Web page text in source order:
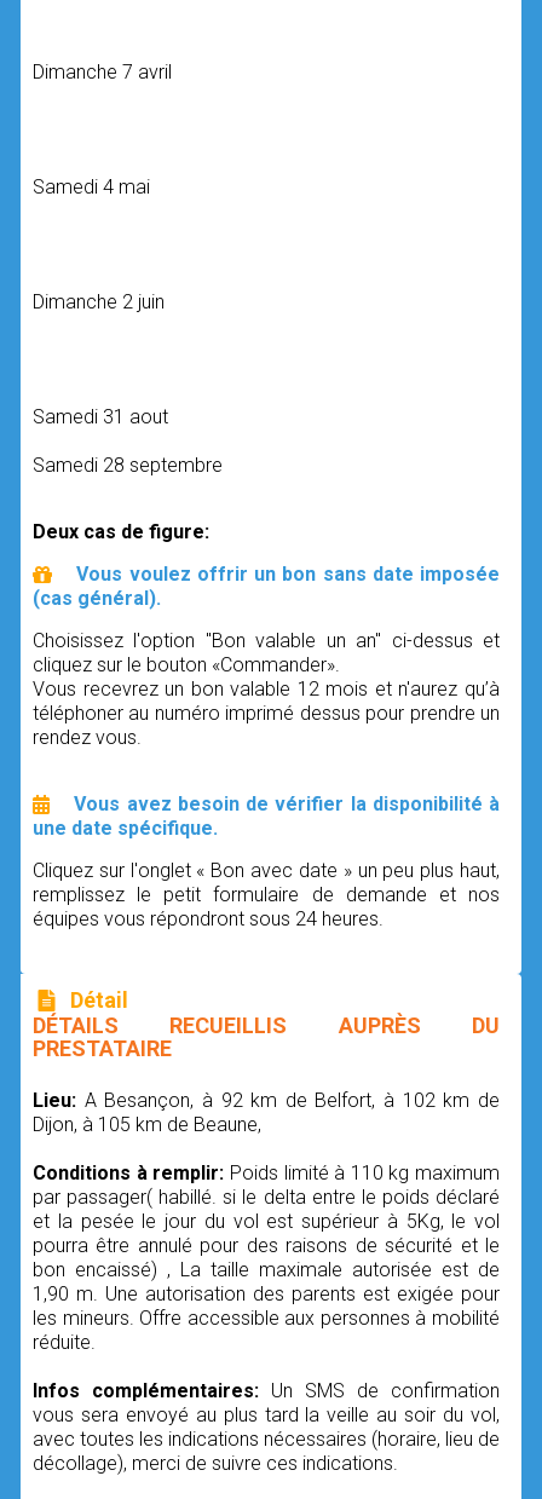
Dimanche 7 avril
Samedi 4 mai
Dimanche 2 juin
Samedi 31 aout
Samedi 28 septembre
Deux cas de figure:
Vous voulez offrir un bon sans date imposée
(cas général).
Choisissez l'option "Bon valable un an" ci-dessus et
cliquez sur le bouton «Commander».
Vous recevrez un bon valable 12 mois et n'aurez qu’à
téléphoner au numéro imprimé dessus pour prendre un
rendez vous.
Vous avez besoin de vérifier la disponibilité à
une date spécifique.
Cliquez sur l'onglet « Bon avec date » un peu plus haut,
remplissez le petit formulaire de demande et nos
équipes vous répondront sous 24 heures.
Détail
DÉTAILS RECUEILLIS AUPRÈS DU
PRESTATAIRE
Lieu: A Besançon, à 92 km de Belfort, à 102 km de
Dijon, à 105 km de Beaune,
Conditions à remplir: Poids limité à 110 kg maximum
par passager( habillé. si le delta entre le poids déclaré
et la pesée le jour du vol est supérieur à 5Kg, le vol
pourra être annulé pour des raisons de sécurité et le
bon encaissé) , La taille maximale autorisée est de
1,90 m. Une autorisation des parents est exigée pour
les mineurs. Offre accessible aux personnes à mobilité
réduite.
Infos complémentaires: Un SMS de confirmation
vous sera envoyé au plus tard la veille au soir du vol,
avec toutes les indications nécessaires (horaire, lieu de
décollage), merci de suivre ces indications.